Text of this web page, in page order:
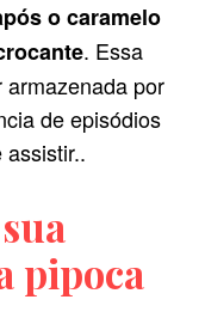
o caramelo
. Essa
por
de episódios
pipoca